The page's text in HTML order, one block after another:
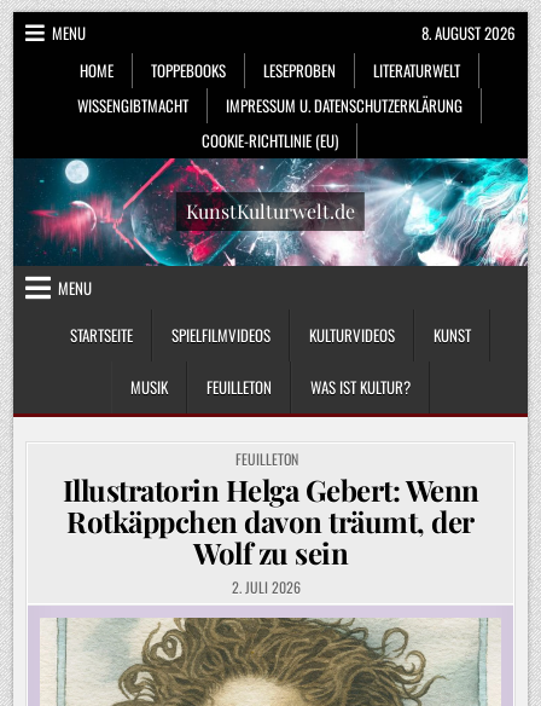
Skip
to
content
MENU
HOME
TOPPEBOOKS LESEPROBEN
LITERATURWELT
WISSENGIBTMACHT
IMPRESSUM U. DATENSCHUTZERKLÄRUNG
COOKIE-RICHTLINIE (EU)
8. AUGUST 2026
KunstKulturwelt.de
MENU
STARTSEITE
SPIELFILMVIDEOS KULTURVIDEOS KUNST
MUSIK FEUILLETON WAS IST KULTUR?
POSTED
IN
FEUILLETON
Illustratorin Helga Gebert: Wenn
Rotkäppchen davon träumt, der
Wolf zu sein
2. JULI 2026